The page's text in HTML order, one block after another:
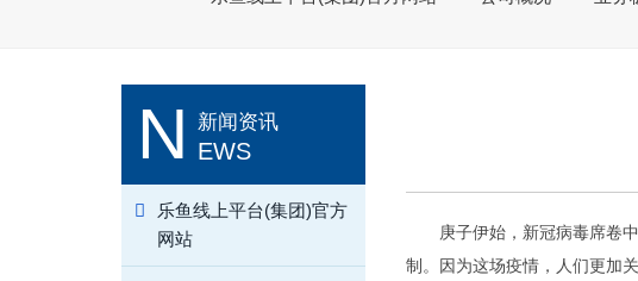
N 新闻资讯
EWS
乐鱼线上平台(集团)官方
网站
庚子伊始，新冠病毒席卷
制。因为这场疫情，人们更加